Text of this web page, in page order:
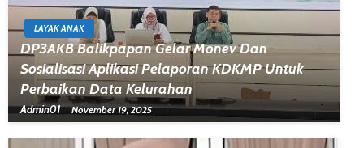
LAYAK ANAK
DP3AKB Balikpapan Gelar Monev Dan
Sosialisasi Aplikasi Pelaporan KDKMP Untuk
Perbaikan Data Kelurahan
Admin01 November 19, 2025